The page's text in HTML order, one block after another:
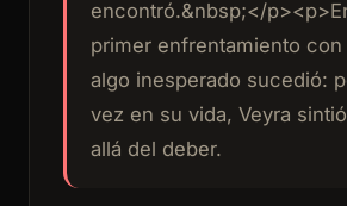
encontró.&nbsp;</
primer enfrentamiento con
algo inesperado sucedió:
vez en su vida, Veyra
allá del deber.